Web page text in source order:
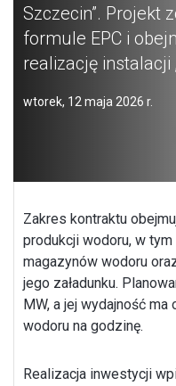
Szczecin”. Projekt
formule EPC i
realizację instalacji
wtorek, 12 maja 2026 r.
Zakres kontraktu
produkcji wodoru, w
magazynów wodoru
jego załadunku.
MW, a jej wydajność
wodoru na godzinę.
Realizacja inwestycji